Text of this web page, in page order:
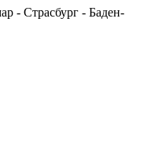
- Страсбург - Баден-